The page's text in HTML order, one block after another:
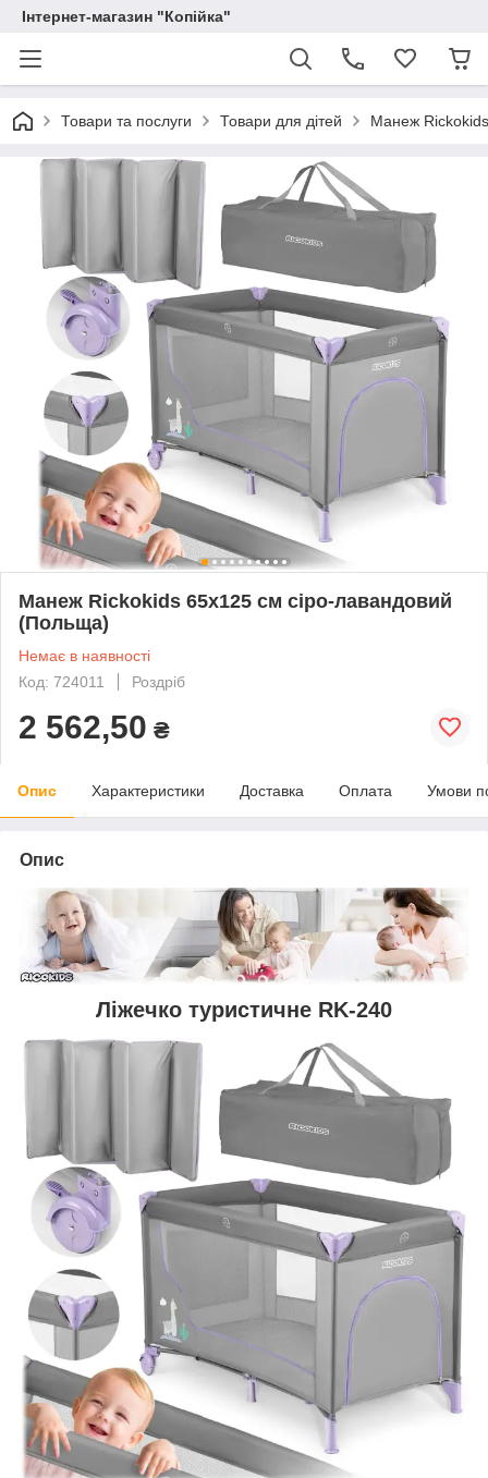
Інтернет-магазин "Копійка"
Товари та послуги Товари для дітей Манеж
Манеж Rickokids 65x125 см сіро-лавандовий
(Польща)
Немає в наявності
Код: 724011
Роздріб
2 562,50 ₴
Опис Характеристики Доставка Оплата Умови
Опис
Ліжечко туристичне RK-240